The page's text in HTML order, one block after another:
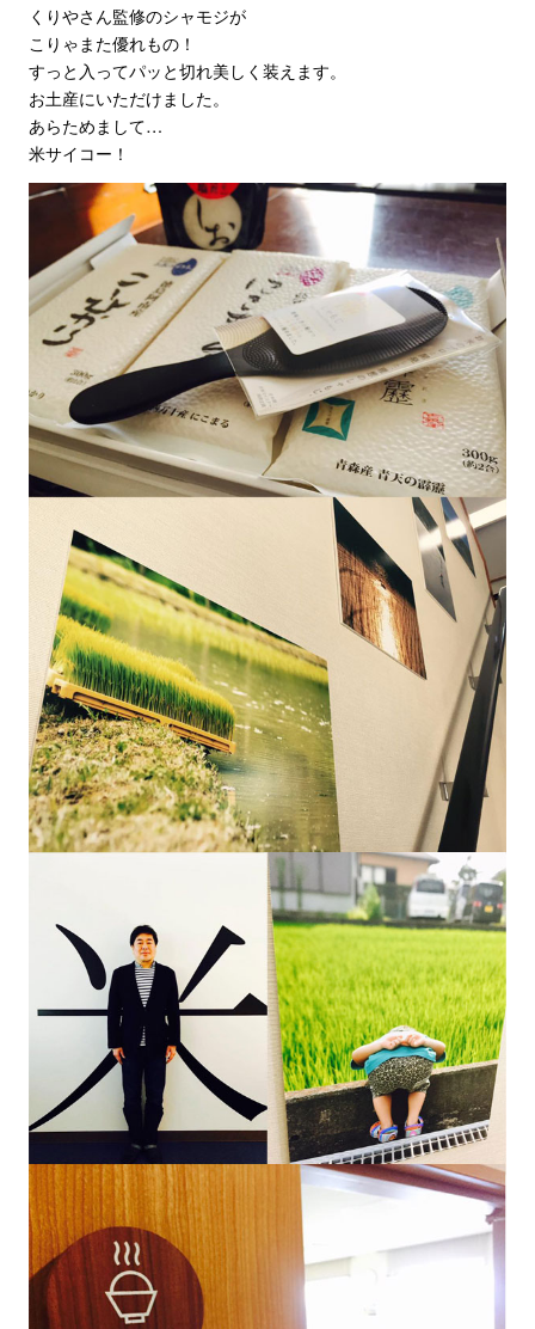
くりやさん監修のシャモジが
こりゃまた優れもの！
すっと入ってパッと切れ美しく装えます。
お土産にいただけました。
あらためまして…
米サイコー！